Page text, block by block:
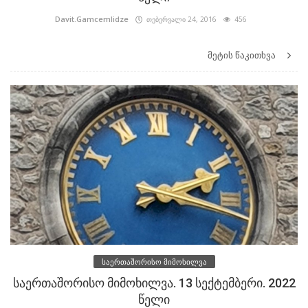
Davit.Gamcemlidze თებერვალი 24, 2016 456
მეტის წაკითხვა
საერთაშორისო მიმოხილვა
საერთაშორისო მიმოხილვა. 13 სექტემბერი. 2022
წელი